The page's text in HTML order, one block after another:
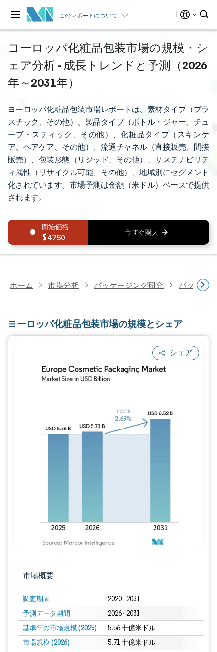
このレポートについて
ヨーロッパ化粧品包装市場の規模・シ
ェア分析 - 成長トレンドと予測（2026
年～2031年）
ヨーロッパ化粧品包装市場レポートは、素材タイプ（プラ
スチック、その他）、製品タイプ（ボトル・ジャー、チュ
ーブ・スティック、その他）、化粧品タイプ（スキンケ
ア、ヘアケア、その他）、流通チャネル（直接販売、間接
販売）、包装形態（リジッド、その他）、サステナビリテ
ィ属性（リサイクル可能、その他）、地域別にセグメント
化されています。市場予測は金額（米ドル）ベースで提供
されます。
4750
ホーム 市場分析 パッケージング研究 パッケー
ヨーロッパ化粧品包装市場の規模とシェア
シェア
市場概要
調査期間 2020 - 2031
予測データ期間 2026 - 2031
基準年の市場規模 (2025) 5.56 十億米ドル
市場規模 (2026) 5.71 十億米ドル